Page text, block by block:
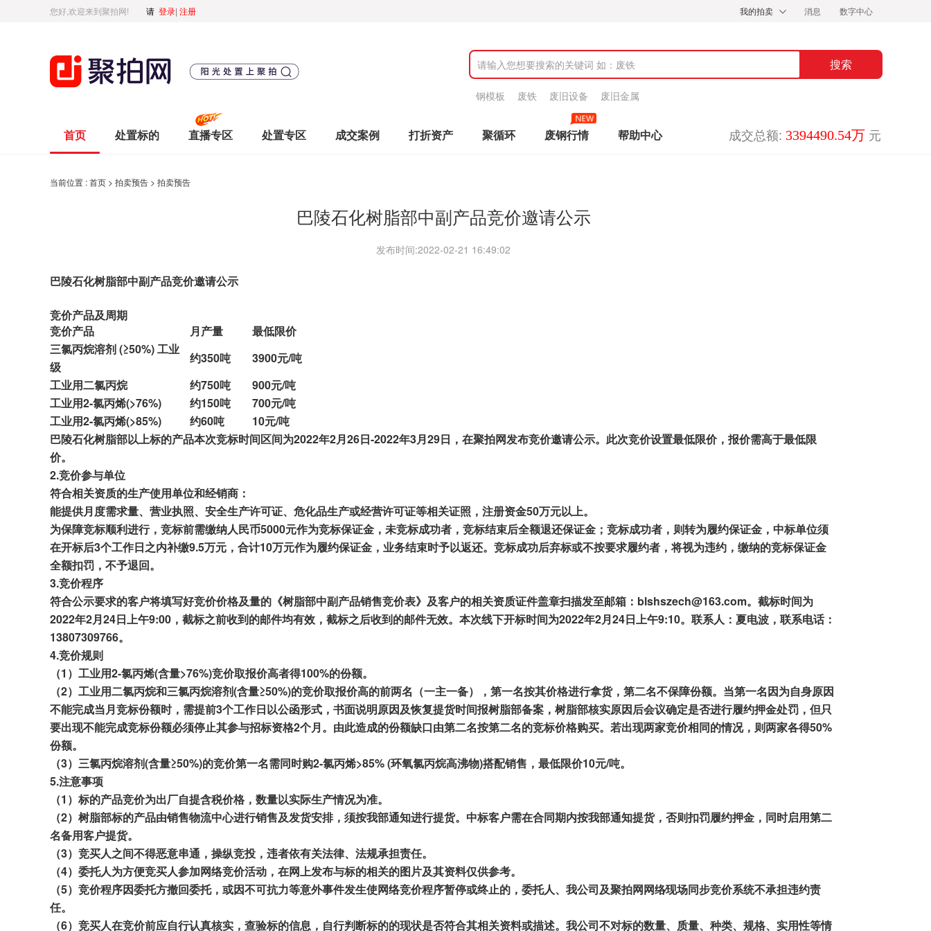
您好,欢迎来到聚拍网! 请 登录| 注册 我的拍卖 消息 数字中心
首页 处置标的 直播专区 处置专区 成交案例 打折资产 聚循环 废钢行情 帮助中心
钢模板 废铁 废旧设备 废旧金属
成交总额: 3394490.54万 元
当前位置 :首页 > 拍卖预告 > 拍卖预告
巴陵石化树脂部中副产品竞价邀请公示
发布时间:2022-02-21 16:49:02
巴陵石化树脂部中副产品竞价邀请公示
竞价产品及周期
竞价产品
月产量 最低限价
三氯丙烷溶剂 (≥50%) 工业
级
约350吨 3900元/吨
工业用二氯丙烷
约750吨 900元/吨
工业用2-氯丙烯(>76%)
约150吨 700元/吨
工业用2-氯丙烯(>85%)
约60吨 10元/吨
巴陵石化树脂部以上标的产品本次竞标时间区间为2022年2月26日-2022年3月29日，在聚拍网发布竞价邀请公示。此次竞价设置最低限价， 报价需高于最低限
价。
2.竞价参与单位
符合相关资质的生产使用单位和经销商 ：
能提供月度需求量、营业执照、安全生产许可证、 危化品生产或经营许可证等相关证照，注册资金50万元以上。
为保障竞标顺利进行， 竞标前需缴纳人民币5000元作为竞标保证金，未竞标成功者 ，竞标结束后全额退还保证金；竞标成功者 ，则转为履约保证金，中标单位须
在开标后3个工作日之内补缴9.5万元，合计10万元作为履约保证金，业务结束时予以返还。竞标成功后弃标或不按要求履约者 ，将视为违约 ， 缴纳的竞标保证金
全额扣罚 ， 不予退回。
3.竞价程序
符合公示要求的客户将填写好竞价价格及量的《树脂部中副产品销售竞价表》及客户的相关资质证件盖章扫描发至邮箱： blshszech@163.com。截标时间为
2022年2月24日上午9:00 ，截标之前收到的邮件均有效，截标之后收到的邮件无效。 本次线下开标时间为2022年2月24日上午9:10。联系人 ： 夏电波 ， 联系电话：
13807309766。
4.竞价规则
（1）工业用2-氯丙烯(含量>76%)竞价取报价高者得100%的份额。
（2）工业用二氯丙烷和三氯丙烷溶剂(含量≥50%)的竞价取报价高的前两名（一主一备），第一名按其价格进行拿货，第二名不保障份额。当第一名因为自身原因
不能完成当月竞标份额时，需提前3个工作日以公函形式，书面说明原因及恢复提货时间报树脂部备案 ， 树脂部核实原因后会议确定是否进行履约押金处罚 ，但只
要出现不能完成竞标份额必须停止其参与招标资格2个月。 由此造成的份额缺口由第二名按第二名的竞标价格购买。 若出现两家竞价相同的情况，则两家各得50%
份额。
（3）三氯丙烷溶剂(含量≥50%)的竞价第一名需同时购2-氯丙烯>85% (环氧氯丙烷高沸物)搭配销售，最低限价10元/吨。
5.注意事项
（1）标的产品竞价为出厂自提含税价格 ， 数量以实际生产情况为准。
（2）树脂部标的产品由销售物流中心进行销售及发货安排， 须按我部通知进行提货。中标客户需在合同期内按我部通知提货， 否则扣罚履约押金， 同时启用第二
名备用客户提货。
（3）竞买人之间不得恶意串通，操纵竞投，违者依有关法律、法规承担责任。
（4）委托人为方便竞买人参加网络竞价活动，在网上发布与标的相关的图片及其资料仅供参考。
（5）竞价程序因委托方撤回委托，或因不可抗力等意外事件发生使网络竞价程序暂停或终止的，委托人、我公司及聚拍网网络现场同步竞价系统不承担违约责
任。
（6）竞买人在竞价前应自行认真核实，查验标的信息，自行判断标的的现状是否符合其相关资料或描述。我公司不对标的数量、质量、种类、规格、实用性等情